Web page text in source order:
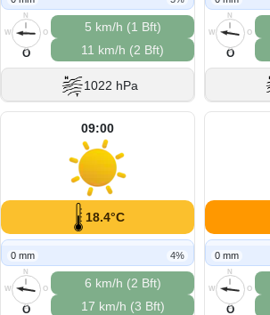
N
O
S
W
O
5 km/h (1 Bft)
11 km/h (2 Bft)
1022 hPa
N
O
S
W
O
09:00
18.4°C
0 mm 4%
N
O
S
W
O
6 km/h (2 Bft)
17 km/h (3 Bft)
0 mm
N
O
S
W
O